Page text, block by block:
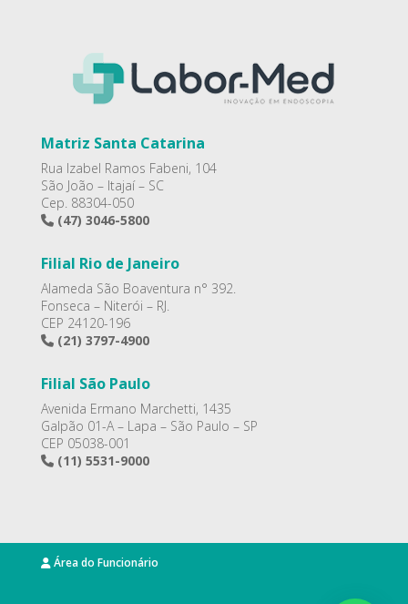
Matriz Santa Catarina
Rua Izabel Ramos Fabeni, 104
São João – Itajaí – SC
Cep. 88304-050
(47) 3046-5800
Filial Rio de Janeiro
Alameda São Boaventura n° 392.
Fonseca – Niterói – RJ.
CEP 24120-196
(21) 3797-4900
Filial São Paulo
Avenida Ermano Marchetti, 1435
Galpão 01-A – Lapa – São Paulo – SP
CEP 05038-001
(11) 5531-9000
Área do Funcionário